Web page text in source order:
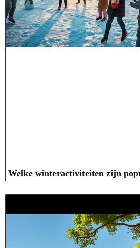
Welke winteractiviteiten zijn